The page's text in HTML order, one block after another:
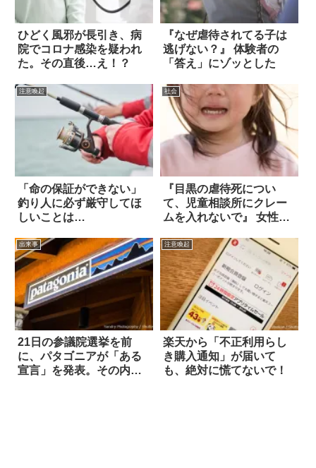
ひどく風邪が長引き、病
院でコロナ感染を疑われ
た。その直後…え！？
『なぜ虐待されてる子は
逃げない？』 体験者の
「答え」にゾッとした
注意喚起
「命の保証ができない」
釣り人に必ず厳守してほ
しいことは…
社会
『目黒の虐待死につい
て、児童相談所にクレー
ムを入れないで』 女性の
出来事
21日の参議院選挙を前
に、パタゴニアが「ある
宣言」を発表。その内容
注意喚起
楽天から「不正利用らし
き購入通知」が届いて
も、絶対に慌てないで！